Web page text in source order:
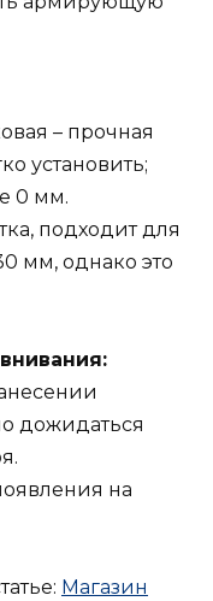
– прочная
установить;
0 мм.
подходит для
мм, однако это
дожидаться
на
Магазин